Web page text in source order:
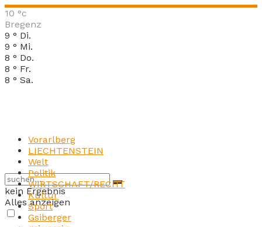
10 °c
Bregenz
9 ° Di.
9 ° Mi.
8 ° Do.
8 ° Fr.
8 ° Sa.
kein Ergebnis
Alles anzeigen
Vorarlberg
LIECHTENSTEIN
Welt
Politik
WIRTSCHAFT/RECHT
Kultur
Sport
Gsiberger